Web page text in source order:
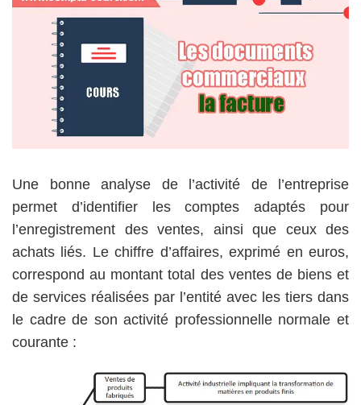
Une bonne analyse de l’activité de l’entreprise
permet d’identifier les comptes adaptés pour
l’enregistrement des ventes, ainsi que ceux des
achats liés. Le chiffre d’affaires, exprimé en euros,
correspond au montant total des ventes de biens et
de services réalisées par l’entité avec les tiers dans
le cadre de son activité professionnelle normale et
courante :